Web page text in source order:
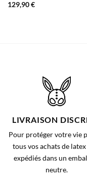
129,90€
LIVRAISON
Pour protéger votre vie
tous vos achats de
expédiés dans un
neutre.